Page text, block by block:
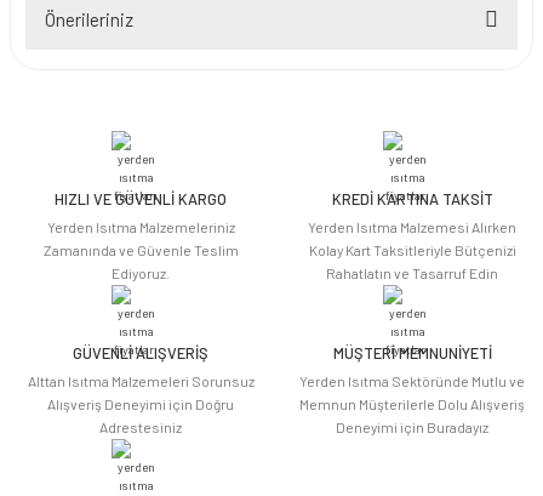
Önerileriniz
iletebilirsiniz.
Görüş ve önerileriniz için teşekkür ederiz.
Ürün açıklamasında eksik bilgiler bulunuyor.
Ürün bilgilerinde hatalar bulunuyor.
Ürün fiyatı diğer sitelerden daha pahalı.
Bu ürüne benzer farklı alternatifler olmalı.
HIZLI VE GÜVENLİ KARGO
Yerden Isıtma Malzemeleriniz
Zamanında ve Güvenle Teslim
Ediyoruz.
KREDİ KARTINA TAKSİT
Yerden Isıtma Malzemesi Alırken
Kolay Kart Taksitleriyle Bütçenizi
Rahatlatın ve Tasarruf Edin
GÜVENLİ ALIŞVERİŞ
Alttan Isıtma Malzemeleri Sorunsuz
Alışveriş Deneyimi için Doğru
Adrestesiniz
MÜŞTERİ MEMNUNİYETİ
Yerden Isıtma Sektöründe Mutlu ve
Memnun Müşterilerle Dolu Alışveriş
Deneyimi için Buradayız